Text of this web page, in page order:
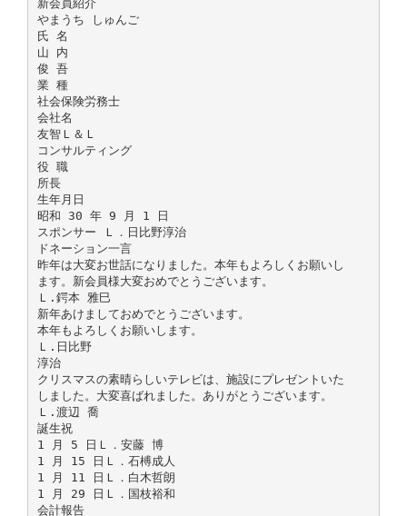
新会員紹介
やまうち しゅんご
氏 名
山 内
俊 吾
業 種
社会保険労務士
会社名
友智Ｌ＆Ｌ
コンサルティング
役 職
所長
生年月日
昭和 30 年 9 月 1 日
スポンサー Ｌ．日比野淳治
ドネーション一言
昨年は大変お世話になりました。本年もよろしくお願いし
ます。新会員様大変おめでとうございます。
Ｌ.鍔本 雅巳
新年あけましておめでとうございます。
本年もよろしくお願いします。
Ｌ.日比野
淳治
クリスマスの素晴らしいテレビは、施設にプレゼントいた
しました。大変喜ばれました。ありがとうございます。
Ｌ.渡辺 喬
誕生祝
1 月 5 日Ｌ．安藤 博
1 月 15 日Ｌ．石榑成人
1 月 11 日Ｌ．白木哲朗
1 月 29 日Ｌ．国枝裕和
会計報告